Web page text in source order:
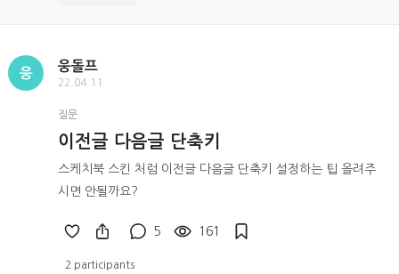
웅
웅돌프
22.04.11
질문
이전글 다음글 단축키
스케치북 스킨 처럼 이전글 다음글 단축키 설정하는 팁 올려주
시면 안될까요?
5 161
2 participants